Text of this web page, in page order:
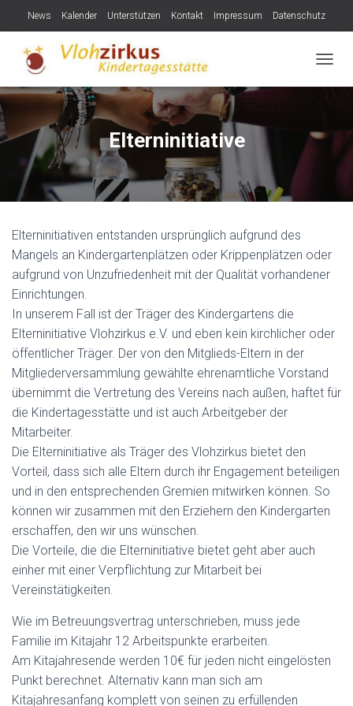
News Kalender Unterstützen Kontakt Impressum Datenschutz
Elterninitiative
Elterninitiativen entstanden ursprünglich aufgrund des
Mangels an Kindergartenplätzen oder Krippenplätzen oder
aufgrund von Unzufriedenheit mit der Qualität vorhandener
Einrichtungen.
In unserem Fall ist der Träger des Kindergartens die
Elterninitiative Vlohzirkus e.V. und eben kein kirchlicher oder
öffentlicher Träger. Der von den Mitglieds-Eltern in der
Mitgliederversammlung gewählte ehrenamtliche Vorstand
übernimmt die Vertretung des Vereins nach außen, haftet für
die Kindertagesstätte und ist auch Arbeitgeber der
Mitarbeiter.
Die Elterninitiative als Träger des Vlohzirkus bietet den
Vorteil, dass sich alle Eltern durch ihr Engagement beteiligen
und in den entsprechenden Gremien mitwirken können. So
können wir zusammen mit den Erziehern den Kindergarten
erschaffen, den wir uns wünschen.
Die Vorteile, die die Elterninitiative bietet geht aber auch
einher mit einer Verpflichtung zur Mitarbeit bei
Vereinstätigkeiten.
Wie im Betreuungsvertrag unterschrieben, muss jede
Familie im Kitajahr 12 Arbeitspunkte erarbeiten.
Am Kitajahresende werden 10€ für jeden nicht eingelösten
Punkt berechnet. Alternativ kann man sich am
Kitajahresanfang komplett von seinen zu erfüllenden